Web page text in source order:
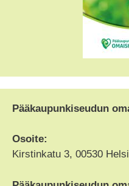
Pääkaupunkiseudun
Osoite:
Kirstinkatu 3, 00530